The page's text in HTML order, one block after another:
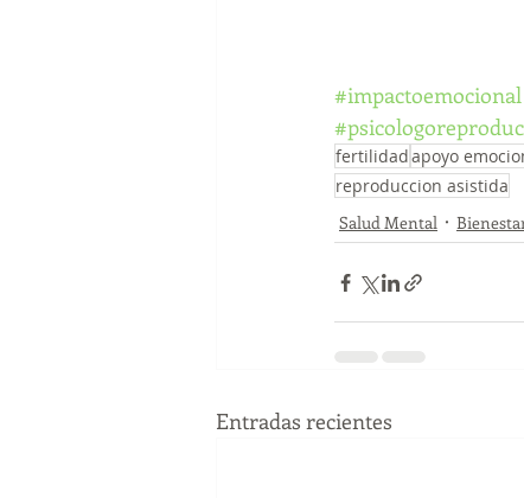
#impactoemocional
fertilidadapoyo
reproduccion asistida
Salud Mental
Entradas recientes